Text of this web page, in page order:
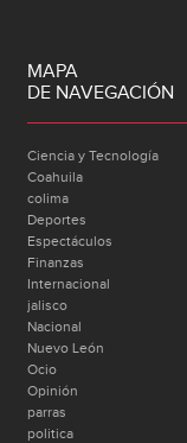
MAPA
DE NAVEGACIÓN
Ciencia y Tecnología
Coahuila
colima
Deportes
Espectáculos
Finanzas
Internacional
jalisco
Nacional
Nuevo León
Ocio
Opinión
parras
politica